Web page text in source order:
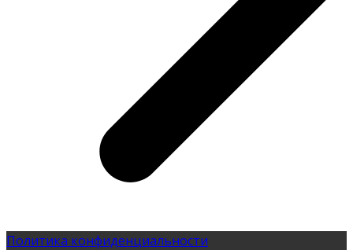
Политика конфиденциальности